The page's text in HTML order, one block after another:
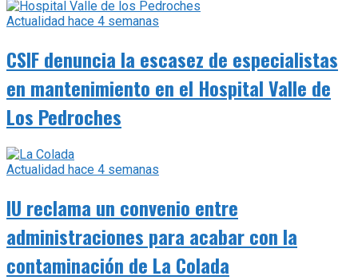
Actualidad hace 4 semanas
CSIF denuncia la escasez de especialistas
en mantenimiento en el Hospital Valle de
Los Pedroches
Actualidad hace 4 semanas
IU reclama un convenio entre
administraciones para acabar con la
contaminación de La Colada